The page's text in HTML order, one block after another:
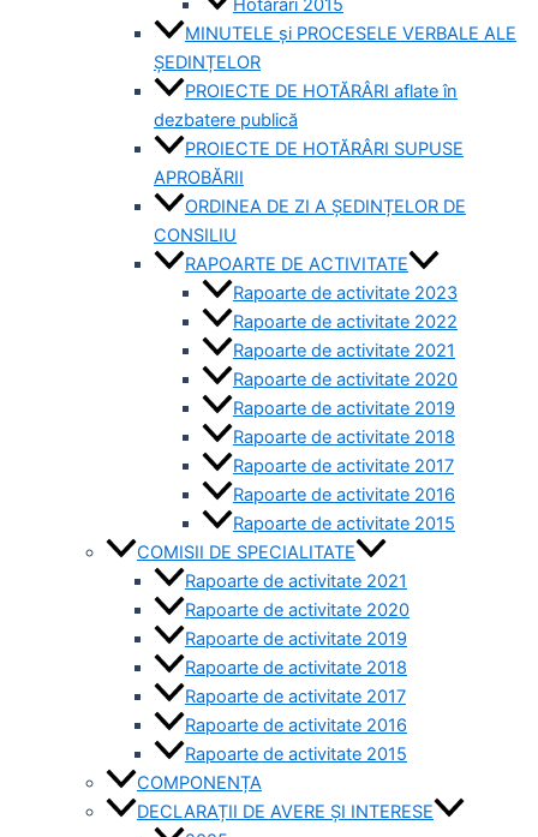
MINUTELE și PROCESELE VERBALE ALE
ȘEDINȚELOR
PROIECTE DE HOTĂRÂRI aflate în
dezbatere publică
PROIECTE DE HOTĂRÂRI SUPUSE
APROBĂRII
ORDINEA DE ZI A ȘEDINȚELOR DE
CONSILIU
RAPOARTE DE ACTIVITATE
Rapoarte de activitate 2023
Rapoarte de activitate 2022
Rapoarte de activitate 2021
Rapoarte de activitate 2020
Rapoarte de activitate 2019
Rapoarte de activitate 2018
Rapoarte de activitate 2017
Rapoarte de activitate 2016
Rapoarte de activitate 2015
COMISII DE SPECIALITATE
Rapoarte de activitate 2021
Rapoarte de activitate 2020
Rapoarte de activitate 2019
Rapoarte de activitate 2018
Rapoarte de activitate 2017
Rapoarte de activitate 2016
Rapoarte de activitate 2015
COMPONENȚA
DECLARAȚII DE AVERE ȘI INTERESE